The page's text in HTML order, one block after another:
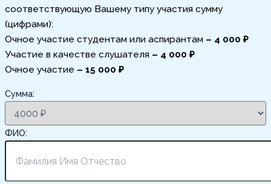
соответствующую Вашему типу участия сумму
(цифрами):
Очное участие студентам или аспирантам – 4 000 ₽
Участие в качестве слушателя – 4 000 ₽
Очное участие – 15 000 ₽
Сумма:
ФИО: